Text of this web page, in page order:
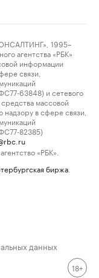
1995–
агентства «РБК»
информации
связи,
63848) и сетевого
массовой
в сфере связи,
82385)
«РБК».
биржа
данных
18+